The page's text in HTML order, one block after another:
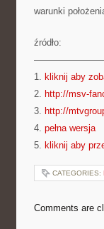
warunki
źródło:
1. kliknij aby
2. http://msv-
3. http://
4. pełna wersja
5. kliknij aby
CATEGORIES:
Comments are